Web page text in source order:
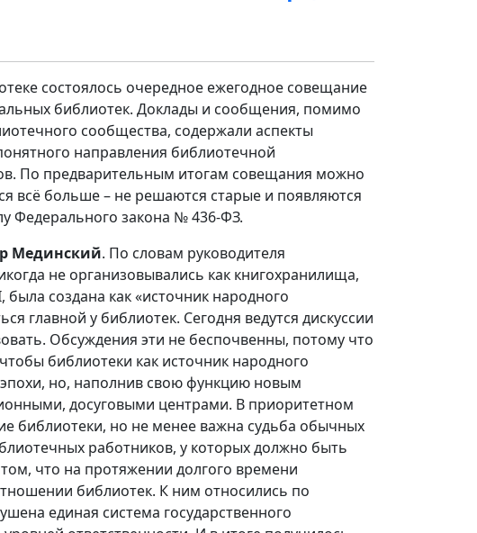
состоялось очередное ежегодное совещание
библиотек. Доклады и сообщения, помимо
сообщества, содержали аспекты
направления библиотечной
По предварительным итогам совещания можно
всё больше – не решаются старые и появляются
Федерального закона № 436-ФЗ.
Мединский. По словам руководителя
не организовывались как книгохранилища,
создана как «источник народного
главной у библиотек. Сегодня ведутся дискуссии
Обсуждения эти не беспочвенны, потому что
библиотеки как источник народного
но, наполнив свою функцию новым
досуговыми центрами. В приоритетном
библиотеки, но не менее важна судьба обычных
работников, у которых должно быть
что на протяжении долгого времени
библиотек. К ним относились по
единая система государственного